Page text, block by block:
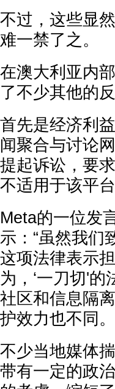
不过，这些显
难一禁了之。
在澳大利亚内
了不少其他的反
首先是经济利
闻聚合与讨论
提起诉讼，要
不适用于该平台
Meta的一位发
示：“虽然我们
这项法律表示
为，‘一刀切'
社区和信息隔
护效力也不同。
不少当地媒体
带有一定的政